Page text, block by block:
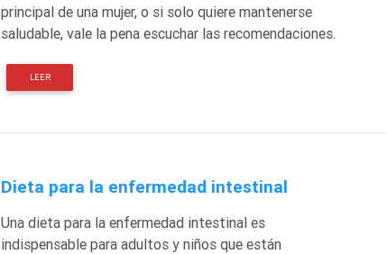
principal de una mujer, o si solo quiere mantenerse
saludable, vale la pena escuchar las recomendaciones.
LEER
Dieta para la enfermedad intestinal
Una dieta para la enfermedad intestinal es
indispensable para adultos y niños que están